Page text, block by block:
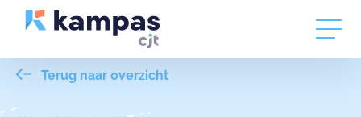
Terug naar overzicht